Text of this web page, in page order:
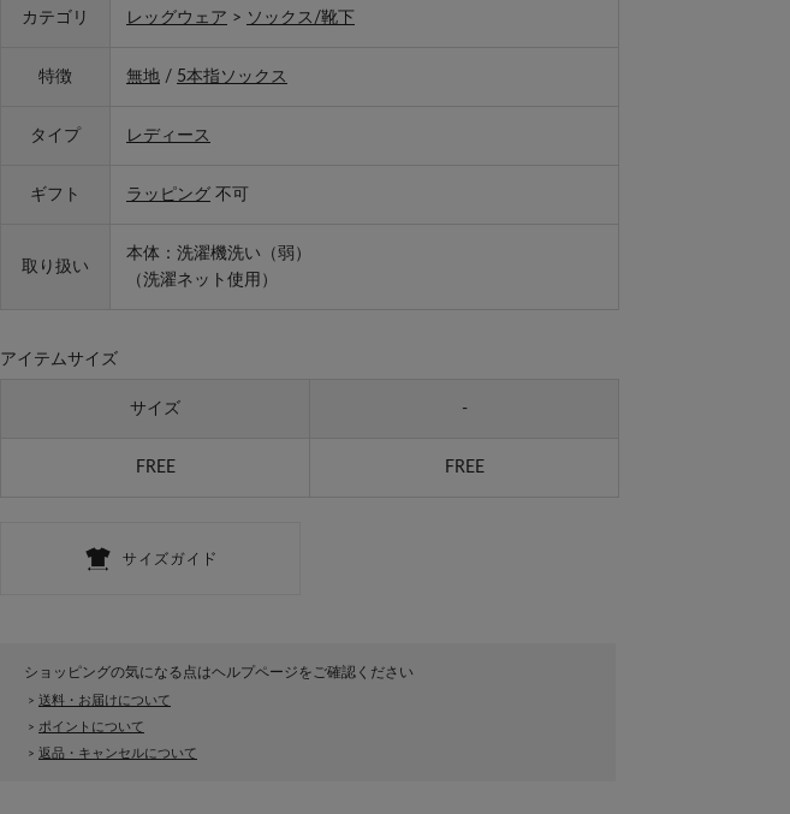
カテゴリ レッグウェア > ソックス/靴下
特徴 無地 / 5本指ソックス
タイプ レディース
ギフト ラッピング 不可
取り扱い
本体：洗濯機洗い（弱）
（洗濯ネット使用）
アイテムサイズ
サイズ -
FREE FREE
ショッピングの気になる点はヘルプページをご確認ください
> 送料・お届けについて
> ポイントについて
> 返品・キャンセルについて